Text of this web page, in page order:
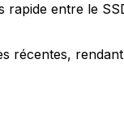
entre le
récentes,